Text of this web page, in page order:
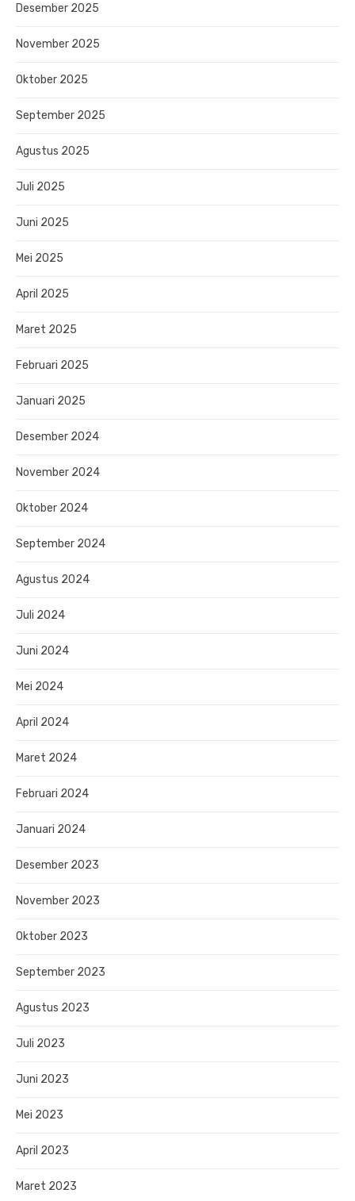
Desember 2025
November 2025
Oktober 2025
September 2025
Agustus 2025
Juli 2025
Juni 2025
Mei 2025
April 2025
Maret 2025
Februari 2025
Januari 2025
Desember 2024
November 2024
Oktober 2024
September 2024
Agustus 2024
Juli 2024
Juni 2024
Mei 2024
April 2024
Maret 2024
Februari 2024
Januari 2024
Desember 2023
November 2023
Oktober 2023
September 2023
Agustus 2023
Juli 2023
Juni 2023
Mei 2023
April 2023
Maret 2023